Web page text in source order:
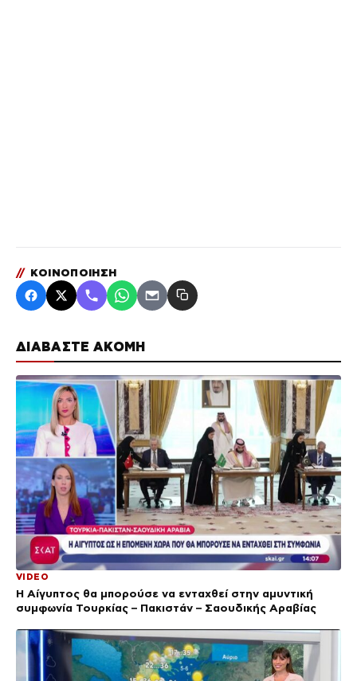
ΔΙΑΒΑΣΤΕ ΑΚΟΜΗ
VIDEO
Η Αίγυπτος θα μπορούσε να ενταχθεί στην αμυντική
συμφωνία Τουρκίας – Πακιστάν – Σαουδικής Αραβίας
// ΚΟΙΝΟΠΟΙΗΣΗ